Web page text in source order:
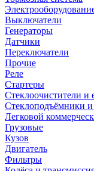
Выключатели
Генераторы
Датчики
Переключатели
Прочие
Реле
Стартеры
Стеклоочистители и
Стеклоподъёмники и
Легковой
Грузовые
Кузов
Двигатель
Фильтры